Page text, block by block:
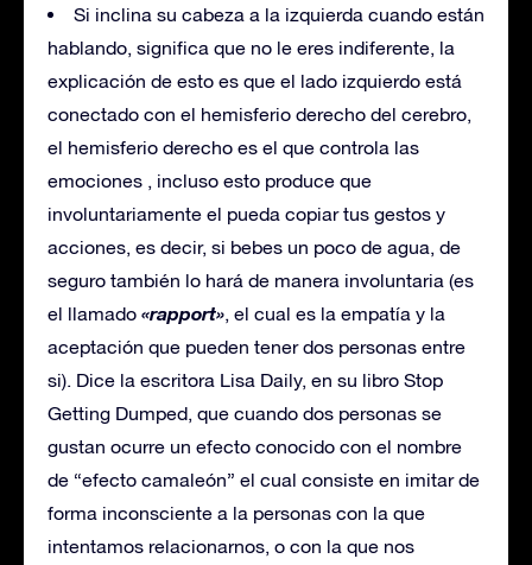
Si inclina su cabeza a la izquierda cuando están
hablando, significa que no le eres indiferente, la
explicación de esto es que el lado izquierdo está
conectado con el hemisferio derecho del cerebro,
el hemisferio derecho es el que controla las
emociones , incluso esto produce que
involuntariamente el pueda copiar tus gestos y
acciones, es decir, si bebes un poco de agua, de
seguro también lo hará de manera involuntaria (es
el llamado «rapport», el cual es la empatía y la
aceptación que pueden tener dos personas entre
si). Dice la escritora Lisa Daily, en su libro Stop
Getting Dumped, que cuando dos personas se
gustan ocurre un efecto conocido con el nombre
de “efecto camaleón” el cual consiste en imitar de
forma inconsciente a la personas con la que
intentamos relacionarnos, o con la que nos